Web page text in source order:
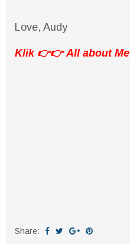
Love, Audy
Klik 👉👉All about Me
Share: